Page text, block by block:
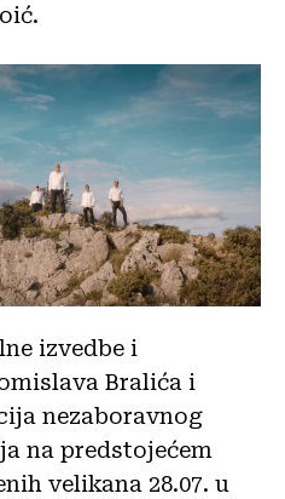
izvedbe i
Bralića i
nezaboravnog
na predstojećem
velikana 28.07. u